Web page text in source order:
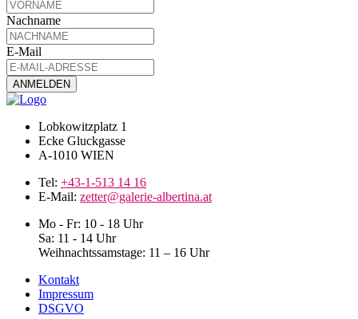
Nachname
E-Mail
Lobkowitzplatz 1
Ecke Gluckgasse
A-1010 WIEN
Tel: +43-1-513 14 16
E-Mail: zetter@galerie-albertina.at
Mo - Fr: 10 - 18 Uhr
Sa: 11 - 14 Uhr
Weihnachtssamstage: 11 – 16 Uhr
Kontakt
Impressum
DSGVO